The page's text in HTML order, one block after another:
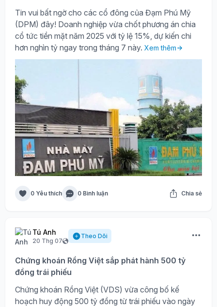
Tin vui bất ngờ cho các cổ đông của Đạm Phú Mỹ
(DPM) đây! Doanh nghiệp vừa chốt phương án chia
cổ tức tiền mặt năm 2025 với tỷ lệ 15%, dự kiến chi
hơn nghìn tỷ ngay trong tháng 7 này. Xem thêm
0 Yêu thích 0 Bình luận Chia sẻ
Tú Anh
20 Thg 07
Theo Dõi
Chứng khoán Rồng Việt sắp phát hành 500 tỷ
đồng trái phiếu
Chứng khoán Rồng Việt (VDS) vừa công bố kế
hoạch huy động 500 tỷ đồng từ trái phiếu vào ngày